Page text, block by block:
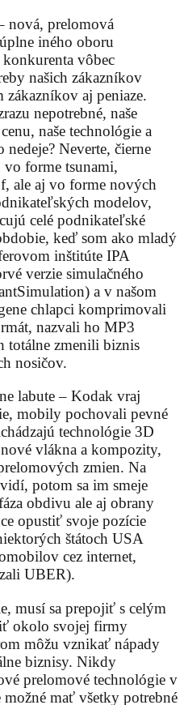
nová, prelomová
iného oboru
vôbec
našich zákazníkov
zákazníkov aj peniaze.
nepotrebné, naše
naše technológie a
nedeje? Neverte, čierne
forme tsunami,
ale aj vo forme nových
modelov,
celé podnikateľské
keď som ako mladý
inštitúte IPA
verzie simulačného
a v našom
chlapci komprimovali
nazvali ho MP3
totálne zmenili biznis
nosičov.
labute – Kodak vraj
mobily pochovali pevné
technológie 3D
vlákna a kompozity,
zmien. Na
potom sa im smeje
obdivu ale aj obrany
opustiť svoje pozície
štátoch USA
cez internet,
UBER).
musí sa prepojiť s celým
okolo svojej firmy
môžu vznikať nápady
biznisy. Nikdy
prelomové technológie v
mať všetky potrebné